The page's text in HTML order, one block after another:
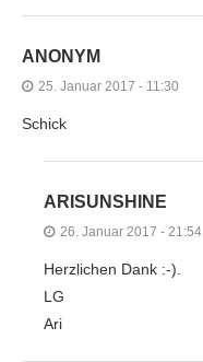
ANONYM
25. Januar 2017 - 11:30
Schick
ARISUNSHINE
26. Januar 2017 - 21:54
Herzlichen Dank :-).
LG
Ari